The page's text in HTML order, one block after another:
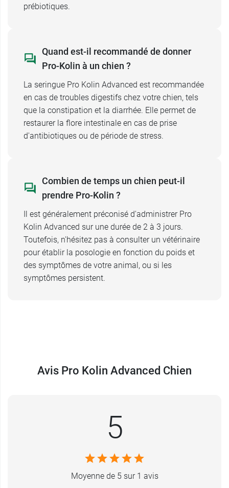
conditionnée dans une seringue qui facilite son
garantit en général une prise spontanée.
ml, 30 ml ou 60 ml
Pour les chiens de moins de 25 kg : seringue de
15 ml ou de 30 ml
Pour les chiens de plus de 25 kg :seringue de
nutriments, pensez auTonique général Tonivit
TVM
.
Conditionnement : vendue à l'unité
prébiotiques.
Quand est-il recommandé de donner
Pro-Kolin à un chien ?
La seringue Pro Kolin Advanced est recommandée
en cas de troubles digestifs chez votre chien, tels
que la constipation et la diarrhée. Elle permet de
restaurer la flore intestinale en cas de prise
d'antibiotiques ou de période de stress.
Combien de temps un chien peut-il
prendre Pro-Kolin ?
Il est généralement préconisé d'administrer Pro
Kolin Advanced sur une durée de 2 à 3 jours.
Toutefois, n'hésitez pas à consulter un vétérinaire
pour établir la posologie en fonction du poids et
des symptômes de votre animal, ou si les
symptômes persistent.
Avis Pro Kolin Advanced Chien
5
Moyenne de 5 sur 1 avis